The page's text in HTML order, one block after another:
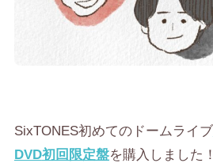
SixTONES初めてのドームライブ
DVD初回限定盤を購入しました！